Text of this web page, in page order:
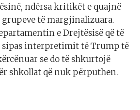
ndërsa kritikët e quajnë
grupeve të margjinalizuara.
e Drejtësisë që të
interpretimit të Trump të
se do të shkurtojë
shkollat ​​që nuk përputhen.